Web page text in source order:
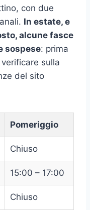
con due
In estate, e
alcune fasce
sospese: prima
sulla
del sito
Pomeriggio
Chiuso
15:00 – 17:00
Chiuso